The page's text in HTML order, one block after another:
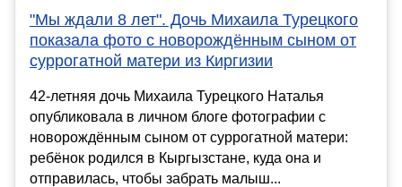
"Мы ждали 8 лет". Дочь Михаила Турецкого
показала фото с новорождённым сыном от
суррогатной матери из Киргизии
42-летняя дочь Михаила Турецкого Наталья
опубликовала в личном блоге фотографии с
новорождённым сыном от суррогатной матери:
ребёнок родился в Кыргызстане, куда она и
отправилась, чтобы забрать малыш...